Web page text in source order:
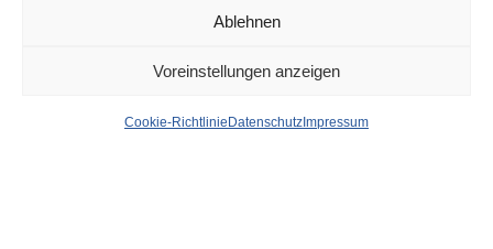
Ablehnen
Voreinstellungen anzeigen
Cookie-Richtlinie Datenschutz Impressum